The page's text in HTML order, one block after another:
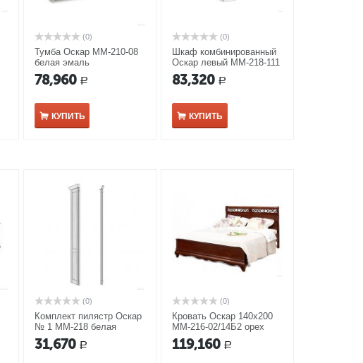
(0)
Тумба Оскар ММ-210-08
белая эмаль
78,960 Р
КУПИТЬ
(0)
Шкаф комбинированный
Оскар левый ММ-218-111
орех
83,320 Р
КУПИТЬ
(0)
Комплект пилястр Оскар
№ 1 ММ-218 белая
эмаль
31,670 Р
(0)
Кровать Оскар 140х200
ММ-216-02/14Б2 орех
119,160 Р